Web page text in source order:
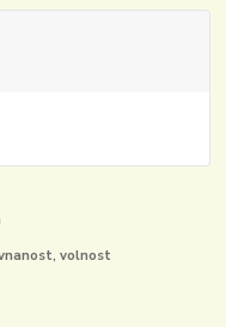
volnost